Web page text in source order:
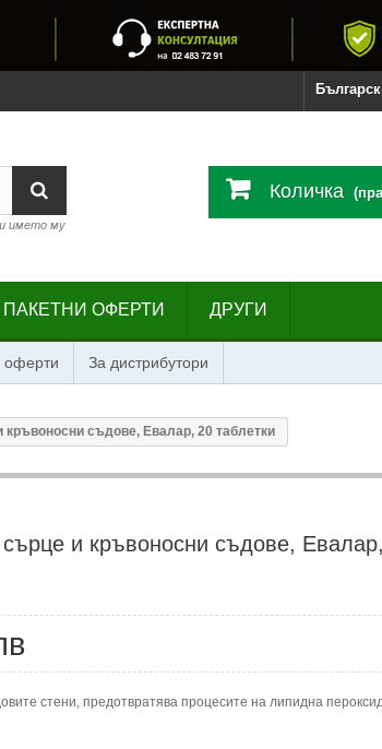
името му
Количка
ПАКЕТНИ ОФЕРТИ ДРУГИ
оферти За дистрибутори
кръвоносни съдове, Евалар, 20 таблетки
и кръвоносни съдове,
стени, предотвратява процесите на липидна